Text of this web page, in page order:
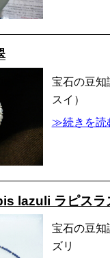
宝石の豆
スイ）
≫続きを読
lazuli ラピスラ
宝石の豆
ズリ